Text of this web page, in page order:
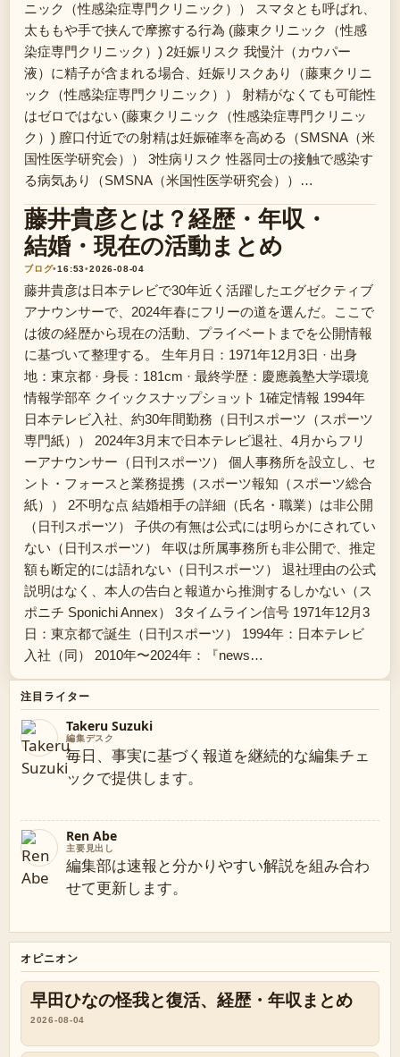
ニック（性感染症専門クリニック）） スマタとも呼ばれ、
太ももや手で挟んで摩擦する行為 (藤東クリニック（性感
染症専門クリニック）) 2妊娠リスク 我慢汁（カウパー
液）に精子が含まれる場合、妊娠リスクあり（藤東クリニ
ック（性感染症専門クリニック）） 射精がなくても可能性
はゼロではない (藤東クリニック（性感染症専門クリニッ
ク）) 膣口付近での射精は妊娠確率を高める（SMSNA（米
国性医学研究会）） 3性病リスク 性器同士の接触で感染す
る病気あり（SMSNA（米国性医学研究会））…
藤井貴彦とは？経歴・年収・
結婚・現在の活動まとめ
ブログ•16:53•2026-08-04
藤井貴彦は日本テレビで30年近く活躍したエグゼクティブ
アナウンサーで、2024年春にフリーの道を選んだ。ここで
は彼の経歴から現在の活動、プライベートまでを公開情報
に基づいて整理する。 生年月日：1971年12月3日 · 出身
地：東京都 · 身長：181cm · 最終学歴：慶應義塾大学環境
情報学部卒 クイックスナップショット 1確定情報 1994年
日本テレビ入社、約30年間勤務（日刊スポーツ（スポーツ
専門紙）） 2024年3月末で日本テレビ退社、4月からフリ
ーアナウンサー（日刊スポーツ） 個人事務所を設立し、セ
ント・フォースと業務提携（スポーツ報知（スポーツ総合
紙）） 2不明な点 結婚相手の詳細（氏名・職業）は非公開
（日刊スポーツ） 子供の有無は公式には明らかにされてい
ない（日刊スポーツ） 年収は所属事務所も非公開で、推定
額も断定的には語れない（日刊スポーツ） 退社理由の公式
説明はなく、本人の告白と報道から推測するしかない（ス
ポニチ Sponichi Annex） 3タイムライン信号 1971年12月3
日：東京都で誕生（日刊スポーツ） 1994年：日本テレビ
入社（同） 2010年〜2024年：『news…
注目ライター
Takeru Suzuki
編集デスク
毎日、事実に基づく報道を継続的な編集チェ
ックで提供します。
Ren Abe
主要見出し
編集部は速報と分かりやすい解説を組み合わ
せて更新します。
オピニオン
早田ひなの怪我と復活、経歴・年収まとめ
2026-08-04